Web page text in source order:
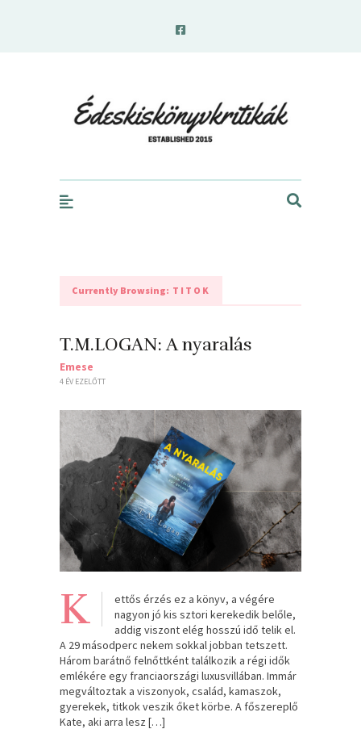
Currently Browsing: TITOK
T.M.LOGAN: A nyaralás
Emese
4 ÉV EZELŐTT
K
ettős érzés ez a könyv, a végére
nagyon jó kis sztori kerekedik belőle,
addig viszont elég hosszú idő telik el.
A 29 másodperc nekem sokkal jobban tetszett.
Három barátnő felnőttként találkozik a régi idők
emlékére egy franciaországi luxusvillában. Immár
megváltoztak a viszonyok, család, kamaszok,
gyerekek, titkok veszik őket körbe. A főszereplő
Kate, aki arra lesz […]